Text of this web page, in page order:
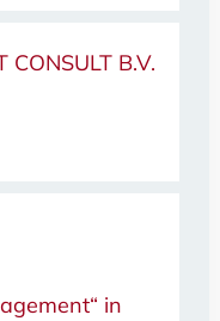
CONSULT B.V.
in